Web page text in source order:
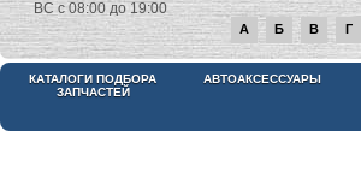
ВС с 08:00 до 19:00
А Б В Г
КАТАЛОГИ ПОДБОРА
ЗАПЧАСТЕЙ
АВТОАКСЕССУАРЫ